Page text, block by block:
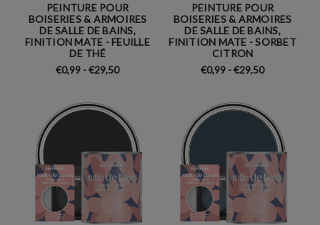
PEINTURE POUR
BOISERIES & ARMOIRES
DE SALLE DE BAINS,
FINITION MATE - FEUILLE
DE THÉ
€0,99 - €29,50
PEINTURE POUR
BOISERIES & ARMOIRES
DE SALLE DE BAINS,
FINITION MATE - SORBET
CITRON
€0,99 - €29,50